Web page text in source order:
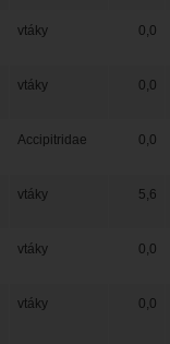
vtáky 0,0
vtáky 0,0
Accipitridae 0,0
vtáky 5,6
vtáky 0,0
vtáky 0,0